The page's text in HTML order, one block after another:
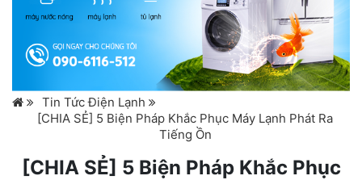
Tin Tức Điện Lạnh
[CHIA SẺ] 5 Biện Pháp Khắc Phục Máy Lạnh Phát Ra
Tiếng Ồn
[CHIA SẺ] 5 Biện Pháp Khắc Phục